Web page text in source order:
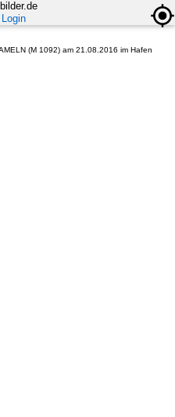
Login
(M 1092) am 21.08.2016 im Hafen